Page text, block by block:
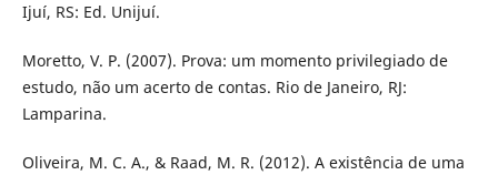
Ijuí, RS: Ed. Unijuí.
Moretto, V. P. (2007). Prova: um momento privilegiado de
estudo, não um acerto de contas. Rio de Janeiro, RJ:
Lamparina.
Oliveira, M. C. A., & Raad, M. R. (2012). A existência de uma